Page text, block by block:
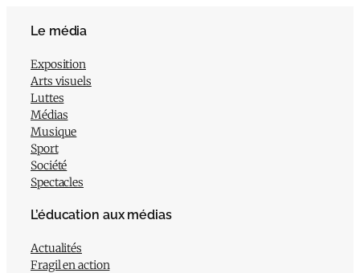
Le média
Exposition
Arts visuels
Luttes
Médias
Musique
Sport
Société
Spectacles
L’éducation aux médias
Actualités
Fragil en action